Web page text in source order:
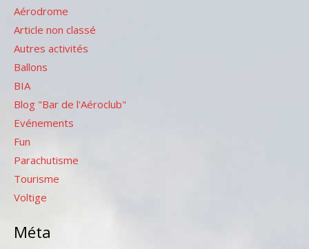
Aérodrome
Article non classé
Autres activités
Ballons
BIA
Blog "Bar de l'Aéroclub"
Evénements
Fun
Parachutisme
Tourisme
Voltige
Méta